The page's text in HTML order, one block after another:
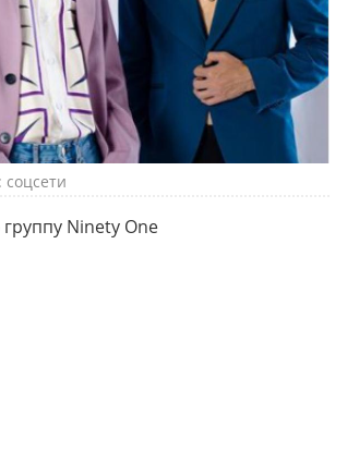
группу Ninety One